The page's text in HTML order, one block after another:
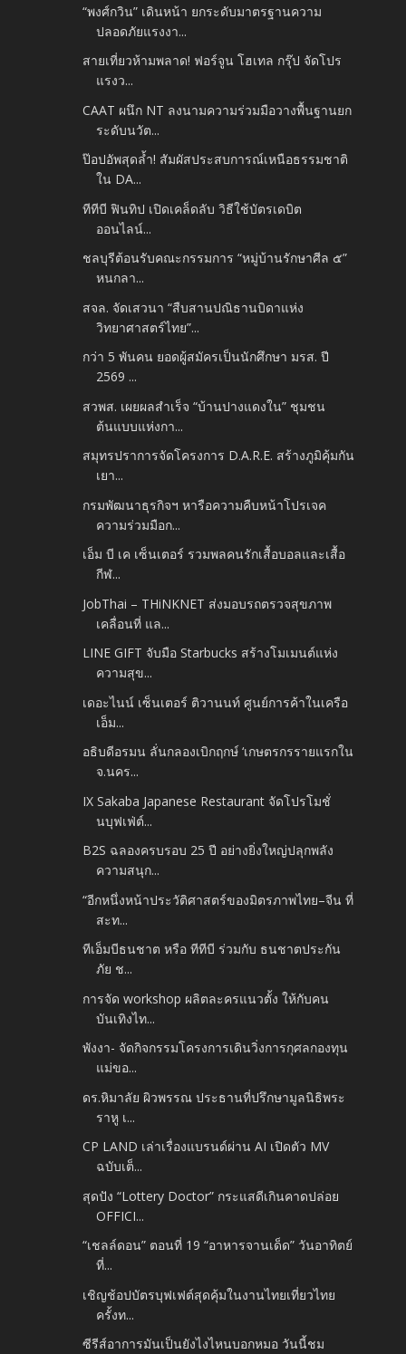
“พงศ์กวิน” เดินหน้า ยกระดับมาตรฐานความ
ปลอดภัยแรงงา...
สายเที่ยวห้ามพลาด! ฟอร์จูน โฮเทล กรุ๊ป จัดโปร
แรงว...
CAAT ผนึก NT ลงนามความร่วมมือวางพื้นฐานยก
ระดับนวัต...
ป๊อปอัพสุดล้ำ! สัมผัสประสบการณ์เหนือธรรมชาติ
ใน DA...
ทีทีบี ฟินทิป เปิดเคล็ดลับ วิธีใช้บัตรเดบิต
ออนไลน์...
ชลบุรีต้อนรับคณะกรรมการ “หมู่บ้านรักษาศีล ๕”
หนกลา...
สจล. จัดเสวนา “สืบสานปณิธานบิดาแห่ง
วิทยาศาสตร์ไทย”...
กว่า 5 พันคน ยอดผู้สมัครเป็นนักศึกษา มรส. ปี
2569 ...
สวพส. เผยผลสำเร็จ “บ้านปางแดงใน” ชุมชน
ต้นแบบแห่งกา...
สมุทรปราการจัดโครงการ D.A.R.E. สร้างภูมิคุ้มกัน
เยา...
กรมพัฒนาธุรกิจฯ หารือความคืบหน้าโปรเจค
ความร่วมมือก...
เอ็ม บี เค เซ็นเตอร์ รวมพลคนรักเสื้อบอลและเสื้อ
กีฬ...
JobThai – THiNKNET ส่งมอบรถตรวจสุขภาพ
เคลื่อนที่ แล...
LINE GIFT จับมือ Starbucks สร้างโมเมนต์แห่ง
ความสุข...
เดอะไนน์ เซ็นเตอร์ ติวานนท์ ศูนย์การค้าในเครือ
เอ็ม...
อธิบดีอรมน ลั่นกลองเบิกฤกษ์ ‘เกษตรกรรายแรกใน
จ.นคร...
IX Sakaba Japanese Restaurant จัดโปรโมชั่
นบุฟเฟ่ต์...
B2S ฉลองครบรอบ 25 ปี อย่างยิ่งใหญ่ปลุกพลัง
ความสนุก...
“อีกหนึ่งหน้าประวัติศาสตร์ของมิตรภาพไทย–จีน ที่
สะท...
ทีเอ็มบีธนชาต หรือ ทีทีบี ร่วมกับ ธนชาตประกัน
ภัย ช...
การจัด workshop ผลิตละครแนวตั้ง ให้กับคน
บันเทิงไท...
พังงา- จัดกิจกรรมโครงการเดินวิ่งการกุศลกองทุน
แม่ขอ...
ดร.หิมาลัย ผิวพรรณ ประธานที่ปรึกษามูลนิธิพระ
ราหู เ...
CP LAND เล่าเรื่องแบรนด์ผ่าน AI เปิดตัว MV
ฉบับเต็...
สุดปัง “Lottery Doctor” กระแสดีเกินคาดปล่อย
OFFICI...
“เชลล์ดอน” ตอนที่ 19 “อาหารจานเด็ด” วันอาทิตย์
ที่...
เชิญช้อปบัตรบุฟเฟต์สุดคุ้มในงานไทยเที่ยวไทย
ครั้งท...
ซีรีส์อาการมันเป็นยังไงไหนบอกหมอ วันนี้ชม